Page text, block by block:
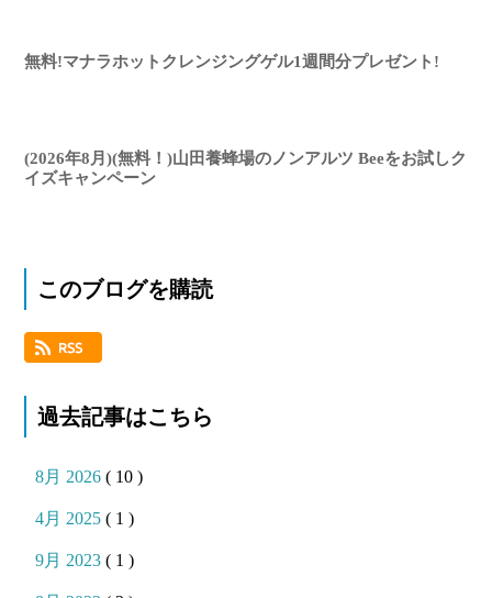
無料!マナラホットクレンジングゲル1週間分プレゼント!
(2026年8月)(無料！)山田養蜂場のノンアルツ Beeをお試しク
イズキャンペーン
このブログを購読
過去記事はこちら
8月 2026( 10 )
4月 2025( 1 )
9月 2023( 1 )